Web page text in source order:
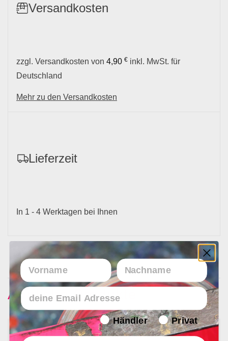
Versandkosten
zzgl. Versandkosten von 4,90 € inkl. MwSt. für
Deutschland
Mehr zu den Versandkosten
Lieferzeit
In 1 - 4 Werktagen bei Ihnen
Ähnliche Produkte
Vorname Nachname
Email
Endverbraucher/Haendler
Händler Privat